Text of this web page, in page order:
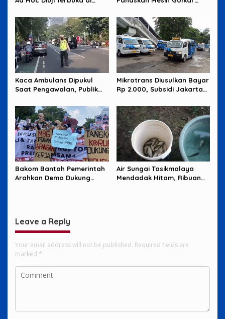
Kaca Ambulans Dipukul
Saat Pengawalan, Publik
Mikrotrans Diusulkan Bayar
Rp 2.000, Subsidi Jakarta
Bakom Bantah Pemerintah
Arahkan Demo Dukung
Air Sungai Tasikmalaya
Mendadak Hitam, Ribuan
Leave a Reply
Your email address will not be published. Required fields are
marked *